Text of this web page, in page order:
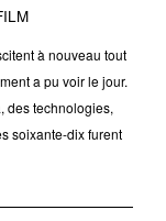
à nouveau tout
a pu voir le jour.
des technologies,
soixante-dix furent